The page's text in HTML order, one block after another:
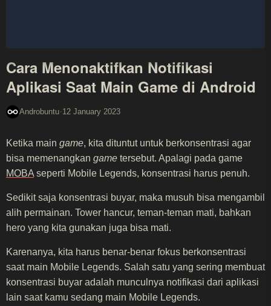
Cara Menonaktifkan Notifikasi
Aplikasi Saat Main Game di Android
Androbuntu·12 January 2023
Ketika main game, kita dituntut untuk berkonsentrasi agar
bisa memenangkan game tersebut. Apalagi pada game
MOBA seperti Mobile Legends, konsentrasi harus penuh.
Sedikit saja konsentrasi buyar, maka musuh bisa mengambil
alih permainan. Tower hancur, teman-teman mati, bahkan
hero yang kita gunakan juga bisa mati.
Karenanya, kita harus benar-benar fokus berkonsentrasi
saat main Mobile Legends. Salah satu yang sering membuat
konsentrasi buyar adalah munculnya notifikasi dari aplikasi
lain saat kamu sedang main Mobile Legends.